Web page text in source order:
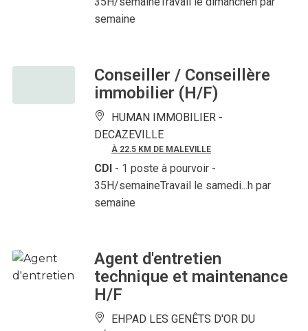
semaine
Conseiller / Conseillère
immobilier (H/F)
HUMAN IMMOBILIER -
DECAZEVILLE
À 22.5 KM DE MALEVILLE
CDI - 1 poste à pourvoir -
35H/semaineTravail le samedi...h par
semaine
Agent d'entretien
technique et maintenance
H/F
EHPAD LES GENÊTS D'OR DU